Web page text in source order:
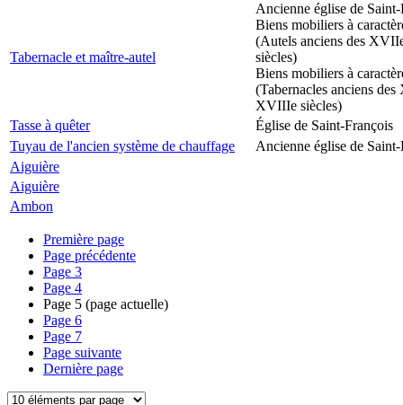
Tabernacle et maître-autel
Ancienne église de Saint-
Biens mobiliers à
(Autels anciens des
siècles)
Biens mobiliers à
(Tabernacles anciens
XVIIIe siècles)
Tasse à quêter
Église de Saint-François
Tuyau de l'ancien système de chauffage
Ancienne église de Saint-
Aiguière
Aiguière
Ambon
Première page
Page précédente
Page 3
Page 4
Page 5 (page actuelle)
Page 6
Page 7
Page suivante
Dernière page